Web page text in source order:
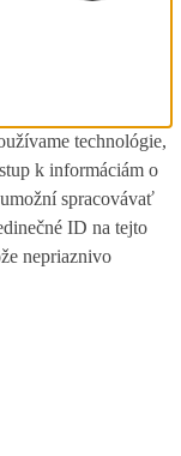
technológie,
k informáciám o
spracovávať
ID na tejto
nepriaznivo